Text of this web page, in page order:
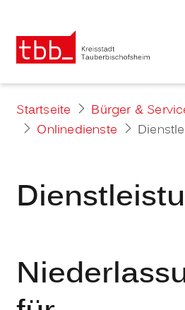
Startseite Bürger &
Onlinedienste